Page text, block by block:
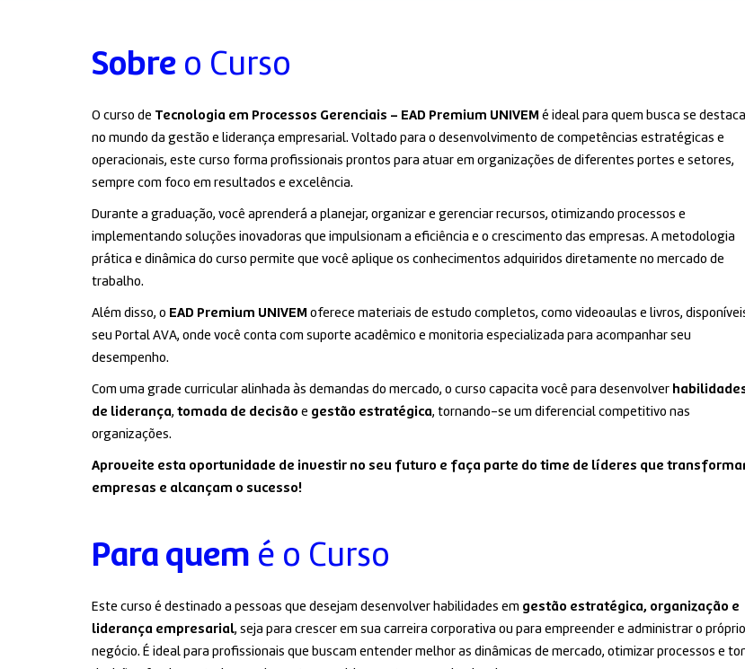
Sobre o Curso
O curso de Tecnologia em Processos Gerenciais – EAD Premium UNIVEM é ideal para quem busca se
no mundo da gestão e liderança empresarial. Voltado para o desenvolvimento de competências estratégicas e
operacionais, este curso forma profissionais prontos para atuar em organizações de diferentes portes e setores,
sempre com foco em resultados e excelência.
Durante a graduação, você aprenderá a planejar, organizar e gerenciar recursos, otimizando processos e
implementando soluções inovadoras que impulsionam a eficiência e o crescimento das empresas. A metodologia
prática e dinâmica do curso permite que você aplique os conhecimentos adquiridos diretamente no mercado de
trabalho.
Além disso, o EAD Premium UNIVEM oferece materiais de estudo completos, como videoaulas e livros,
seu Portal AVA, onde você conta com suporte acadêmico e monitoria especializada para acompanhar seu
desempenho.
Com uma grade curricular alinhada às demandas do mercado, o curso capacita você para desenvolver
de liderança, tomada de decisão e gestão estratégica, tornando-se um diferencial competitivo nas
organizações.
Aproveite esta oportunidade de investir no seu futuro e faça parte do time de líderes que
empresas e alcançam o sucesso!
Para quem é o Curso
Este curso é destinado a pessoas que desejam desenvolver habilidades em gestão estratégica, organização e
liderança empresarial, seja para crescer em sua carreira corporativa ou para empreender e administrar o próprio
negócio. É ideal para profissionais que buscam entender melhor as dinâmicas de mercado, otimizar processos e